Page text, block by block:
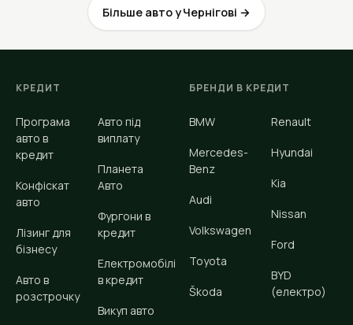
Більше авто у Чернігові →
КРЕДИТ
Програма
авто в
кредит
Конфіскат
авто
Лізинг для
бізнесу
Авто в
розстрочку
Авто під
виплату
Планета
Авто
Фургони в
кредит
Електромобілі
в кредит
Викуп авто
БРЕНДИ В КРЕДИТ
BMW
Mercedes-
Benz
Audi
Volkswagen
Toyota
Škoda
Renault
Hyundai
Kia
Nissan
Ford
BYD
(електро)